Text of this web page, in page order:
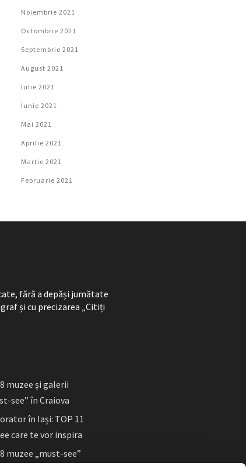
Noiembrie 2021
Octombrie 2021
Septembrie 2021
August 2021
Iulie 2021
Iunie 2021
Mai 2021
Aprilie 2021
Martie 2021
Februarie 2021
fără a depăși jumătate
și cu precizarea „Citiți
muzee și galerii
see” în Craiova
în Iași: TOP 11
care te vor inspira
muzee „must-see”